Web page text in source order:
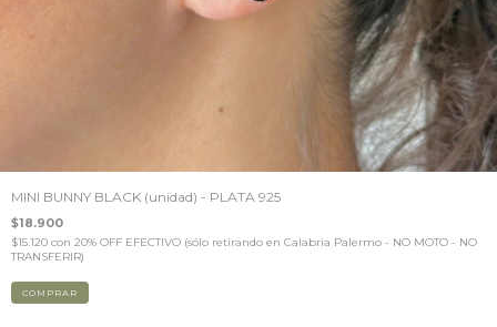
MINI BUNNY BLACK (unidad) - PLATA 925
$18.900
$15.120 con 20% OFF EFECTIVO (sólo retirando en Calabria Palermo - NO MOTO - NO
TRANSFERIR)